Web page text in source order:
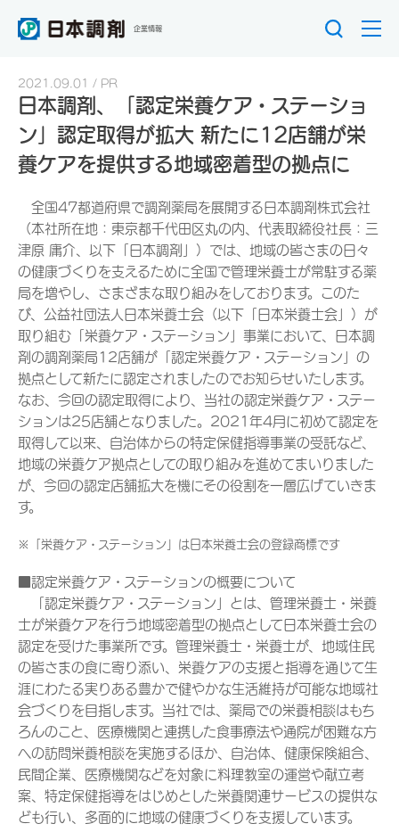
企業情報
2021.09.01 PR
日本調剤、「認定栄養ケア・ステーショ
ン」認定取得が拡大 新たに12店舗が栄
養ケアを提供する地域密着型の拠点に
全国47都道府県で調剤薬局を展開する日本調剤株式会社
（本社所在地：東京都千代田区丸の内、代表取締役社長：三
津原 庸介、以下「日本調剤」）では、地域の皆さまの日々
の健康づくりを支えるために全国で管理栄養士が常駐する薬
局を増やし、さまざまな取り組みをしております。このた
び、公益社団法人日本栄養士会（以下「日本栄養士会」）が
取り組む「栄養ケア・ステーション」事業において、日本調
剤の調剤薬局12店舗が「認定栄養ケア・ステーション」の
拠点として新たに認定されましたのでお知らせいたします。
なお、今回の認定取得により、当社の認定栄養ケア・ステー
ションは25店舗となりました。2021年4月に初めて認定を
取得して以来、自治体からの特定保健指導事業の受託など、
地域の栄養ケア拠点としての取り組みを進めてまいりました
が、今回の認定店舗拡大を機にその役割を一層広げていきま
す。
※「栄養ケア・ステーション」は日本栄養士会の登録商標です
■認定栄養ケア・ステーションの概要について
「認定栄養ケア・ステーション」とは、管理栄養士・栄養
士が栄養ケアを行う地域密着型の拠点として日本栄養士会の
認定を受けた事業所です。管理栄養士・栄養士が、地域住民
の皆さまの食に寄り添い、栄養ケアの支援と指導を通じて生
涯にわたる実りある豊かで健やかな生活維持が可能な地域社
会づくりを目指します。当社では、薬局での栄養相談はもち
ろんのこと、医療機関と連携した食事療法や通院が困難な方
への訪問栄養相談を実施するほか、自治体、健康保険組合、
民間企業、医療機関などを対象に料理教室の運営や献立考
案、特定保健指導をはじめとした栄養関連サービスの提供な
ども行い、多面的に地域の健康づくりを支援しています。